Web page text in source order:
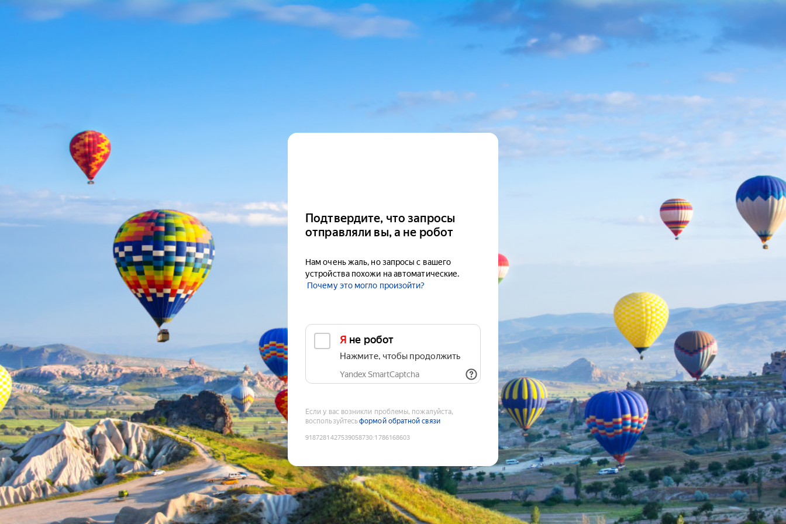
Подтвердите, что запросы
отправляли вы, а не робот
Нам очень жаль, но запросы с вашего
устройства похожи на автоматические.
Почему это могло произойти?
Я не робот
Нажмите, чтобы продолжить
Yandex SmartCaptcha
Если у вас возникли проблемы, пожалуйста,
воспользуйтесьформой обратной связи
9187281427539058730:1786168603